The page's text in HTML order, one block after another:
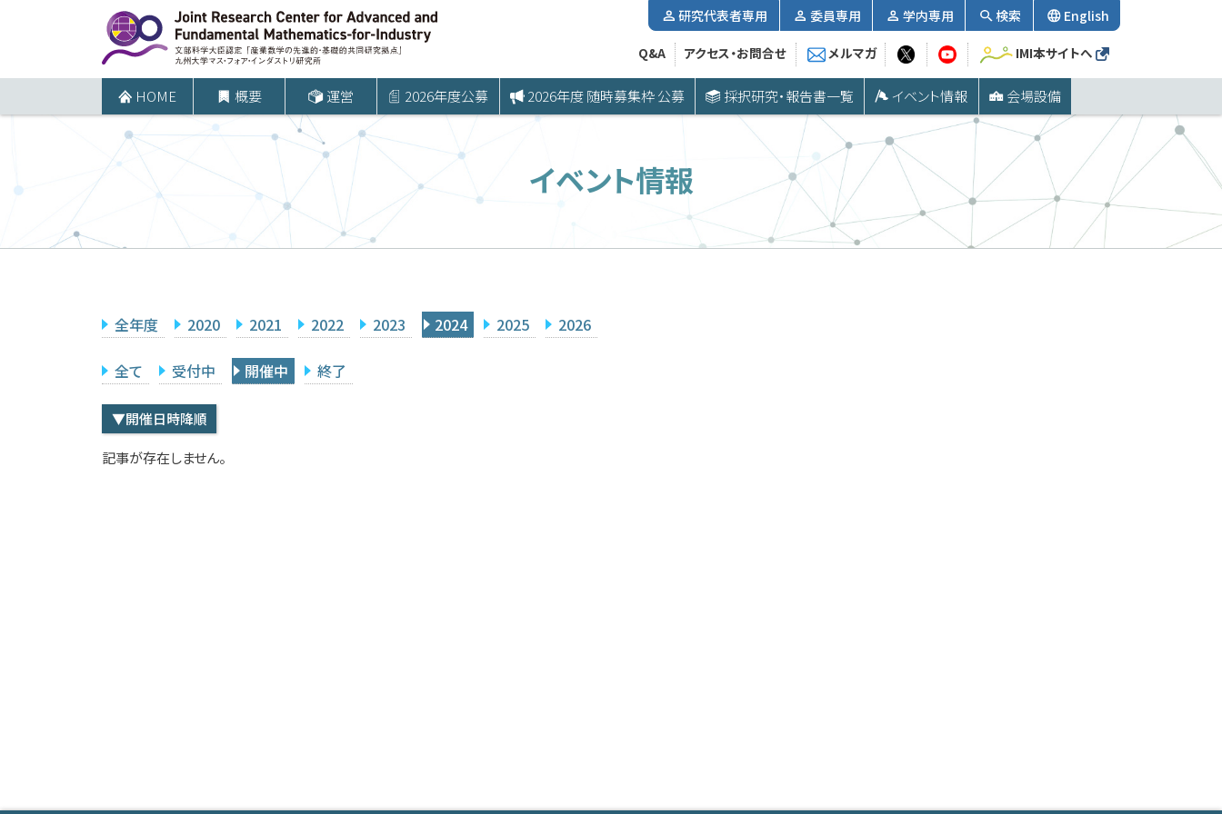
ツ
プ
HOME 概要 運営 2026年度公募 2026年度 随時募集枠 公募 採択研究・報告書一覧 イベント情報 会場設備
研究代表者専用 委員専用 学内専用 検索 English
Q&A アクセス・お問合せ メルマガ IMI本サイトへ
イベント情報
全年度 2020 2021 2022 2023 2024 2025 2026
全て 受付中 開催中 終了
▼開催日時降順
記事が存在しません。